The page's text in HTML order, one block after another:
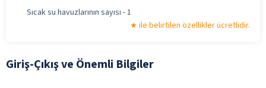
Sıcak su havuzlarının sayısı - 1
ile belirtilen özellikler ücretlidir.
Giriş-Çıkış ve Önemli Bilgiler